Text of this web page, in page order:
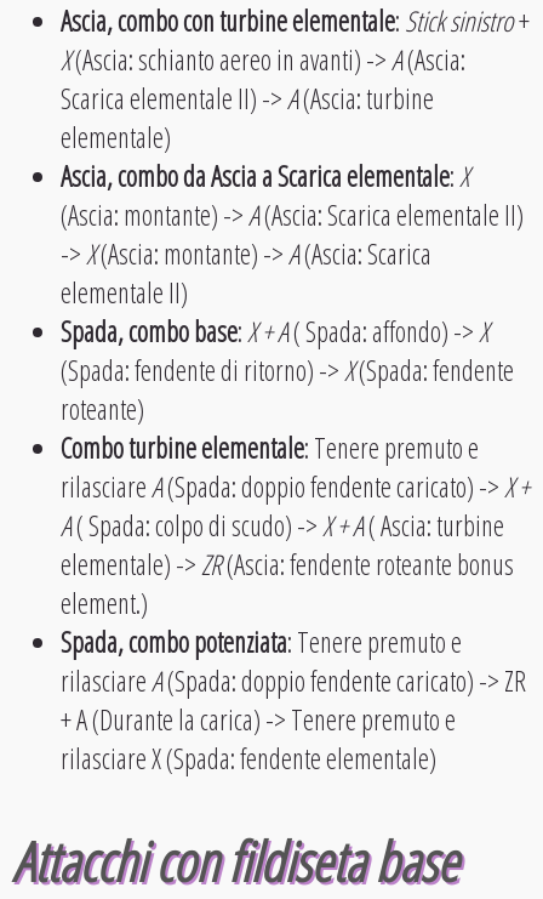
Ascia, combo con turbine elementale:Stick sinistro+
X(Ascia: schianto aereo in avanti) ->A(Ascia:
Scarica elementale II) ->A(Ascia: turbine
elementale)
Ascia, combo da Ascia a Scarica elementale:X
(Ascia: montante) ->A(Ascia: Scarica elementale II)
->X(Ascia: montante) ->A(Ascia: Scarica
elementale II)
Spada, combo base:X + A( Spada: affondo) ->X
(Spada: fendente di ritorno) ->X(Spada: fendente
roteante)
Combo turbine elementale: Tenere premuto e
rilasciareA(Spada: doppio fendente caricato) ->X +
A( Spada: colpo di scudo) ->X + A( Ascia: turbine
elementale) ->ZR(Ascia: fendente roteante bonus
element.)
Spada, combo potenziata: Tenere premuto e
rilasciareA(Spada: doppio fendente caricato) -> ZR
+ A (Durante la carica) -> Tenere premuto e
rilasciare X (Spada: fendente elementale)
Attacchi con fildiseta base